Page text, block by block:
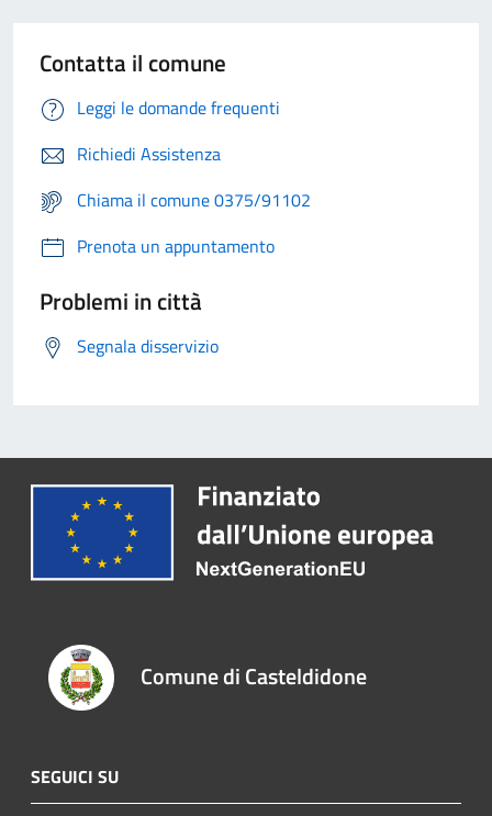
Contatta il comune
Leggi le domande frequenti
Richiedi Assistenza
Chiama il comune 0375/91102
Prenota un appuntamento
Problemi in città
Segnala disservizio
Comune di Casteldidone
SEGUICI SU